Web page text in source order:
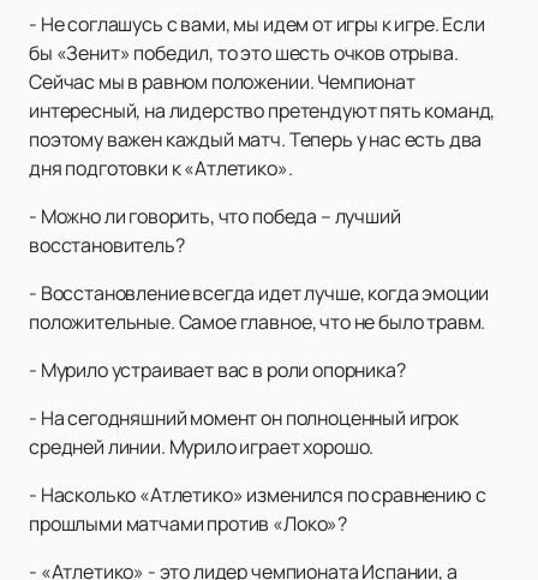
- Не соглашусь с вами, мы идем от игры к игре. Если
бы «Зенит» победил, то это шесть очков отрыва.
Сейчас мы в равном положении. Чемпионат
интересный, на лидерство претендуют пять команд,
поэтому важен каждый матч. Теперь у нас есть два
дня подготовки к «Атлетико».
- Можно ли говорить, что победа – лучший
восстановитель?
- Восстановление всегда идет лучше, когда эмоции
положительные. Самое главное, что не было травм.
- Мурило устраивает вас в роли опорника?
- На сегодняшний момент он полноценный игрок
средней линии. Мурило играет хорошо.
- Насколько «Атлетико» изменился по сравнению с
прошлыми матчами против «Локо»?
- «Атлетико» - это лидер чемпионата Испании, а